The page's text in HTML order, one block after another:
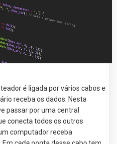
é ligada por vários cabos e
receba os dados. Nesta
passar por uma central
conecta todos os outros
computador receba